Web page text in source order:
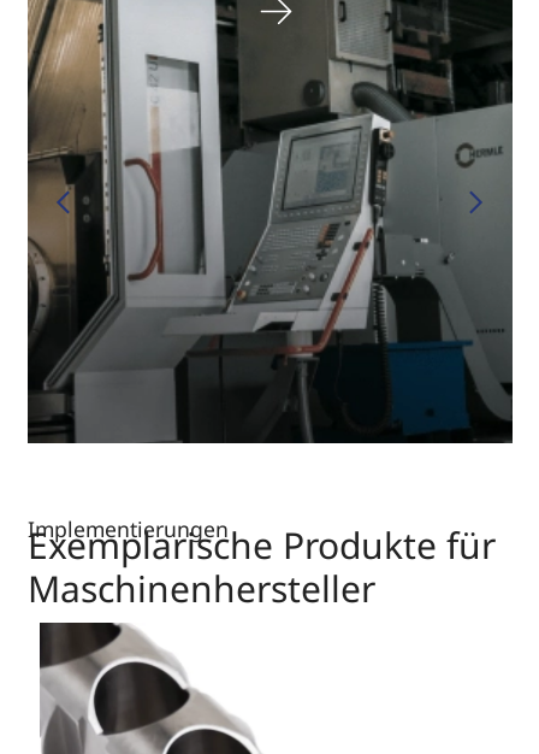
Implementierungen
Exemplarische Produkte für
Maschinenhersteller